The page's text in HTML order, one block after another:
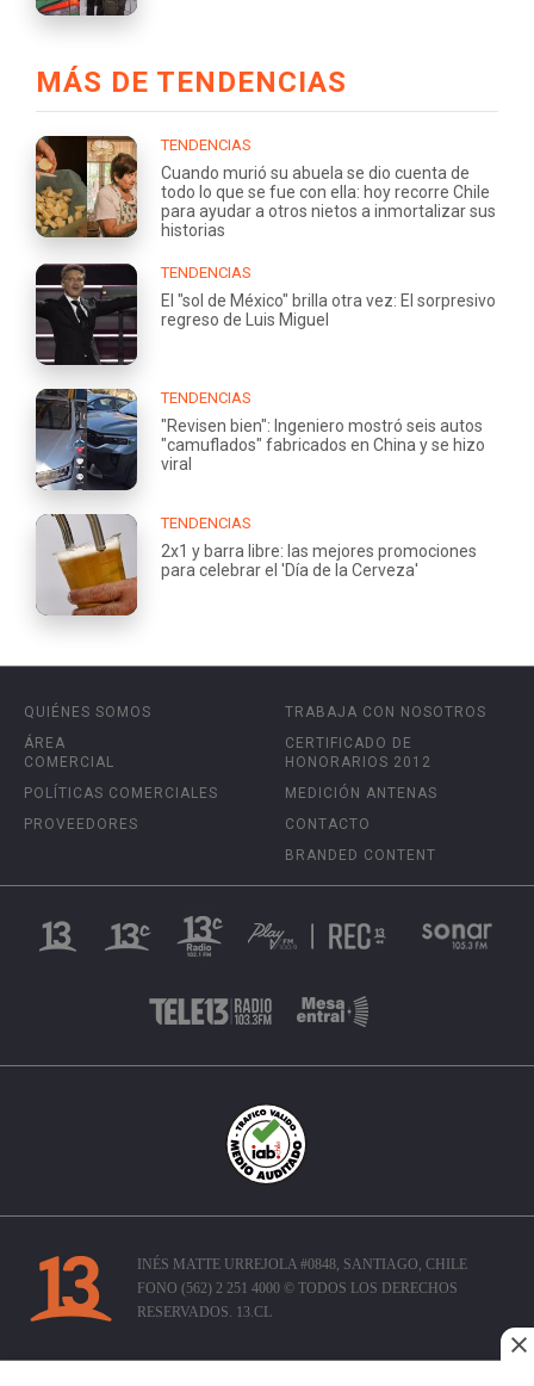
MÁS DE TENDENCIAS
TENDENCIAS
Cuando murió su abuela se dio cuenta de
todo lo que se fue con ella: hoy recorre Chile
para ayudar a otros nietos a inmortalizar sus
historias
TENDENCIAS
El "sol de México" brilla otra vez: El sorpresivo
regreso de Luis Miguel
TENDENCIAS
"Revisen bien": Ingeniero mostró seis autos
"camuflados" fabricados en China y se hizo
viral
TENDENCIAS
2x1 y barra libre: las mejores promociones
para celebrar el 'Día de la Cerveza'
QUIÉNES SOMOS
ÁREA
COMERCIAL
POLÍTICAS COMERCIALES
PROVEEDORES
TRABAJA CON NOSOTROS
CERTIFICADO DE
HONORARIOS 2012
MEDICIÓN ANTENAS
CONTACTO
BRANDED CONTENT
INÉS MATTE URREJOLA #0848, SANTIAGO, CHILE
FONO (562) 2 251 4000 © TODOS LOS DERECHOS
RESERVADOS. 13.CL